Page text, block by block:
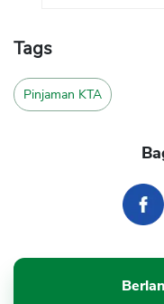
Tags
Pinjaman KTA